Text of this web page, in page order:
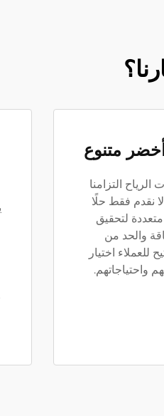
أخضر متنوع
الرياح التزامنا
نقدم فقط حلًا
لتحقيق
والحد من
للعملاء اختيار
واحتياجاتهم.